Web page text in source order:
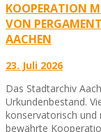
KOOPERATION
VON
AACHEN
23. Juli 2026
Das Stadtarchiv
Urkundenbestand.
konservatorisch und
bewährte